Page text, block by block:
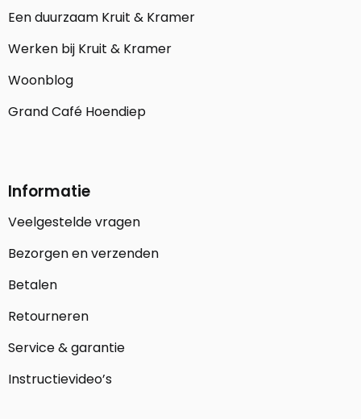
Een duurzaam Kruit & Kramer
Werken bij Kruit & Kramer
Woonblog
Grand Café Hoendiep
Informatie
Veelgestelde vragen
Bezorgen en verzenden
Betalen
Retourneren
Service & garantie
Instructievideo’s